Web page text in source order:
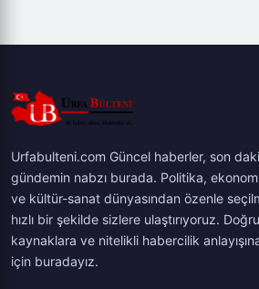
Urfabulteni.com Güncel haberler, son
gündemin nabzı burada. Politika,
ve kültür-sanat dünyasından özenle
hızlı bir şekilde sizlere ulaştırıyoruz.
kaynaklara ve nitelikli habercilik
için buradayız.